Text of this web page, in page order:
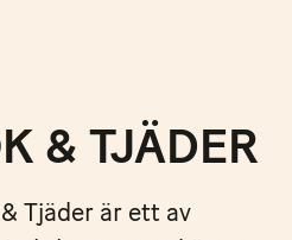
& TJÄDER
Tjäder är ett av